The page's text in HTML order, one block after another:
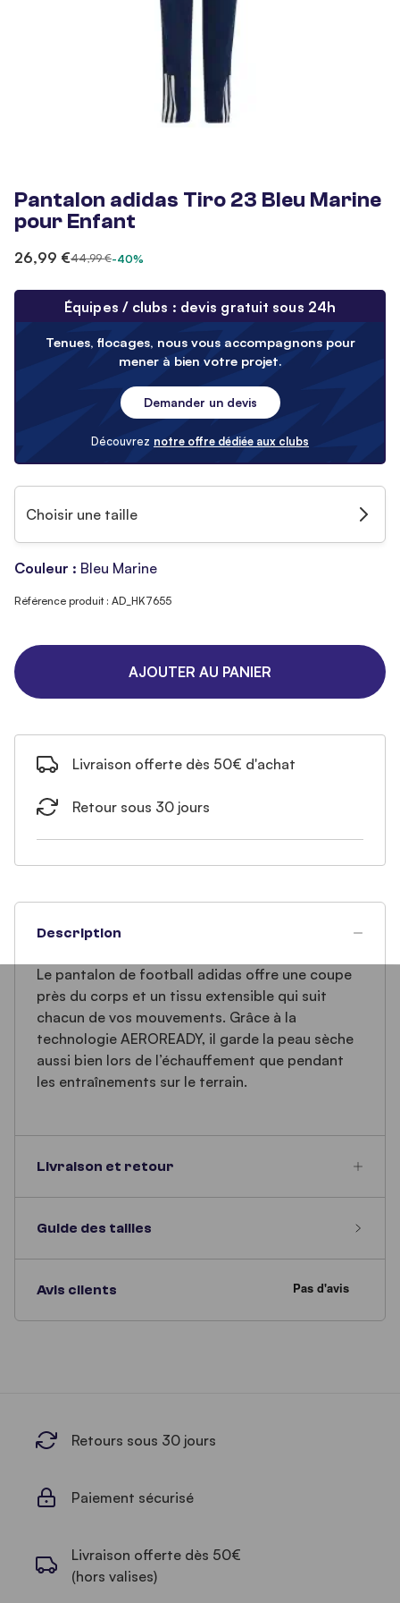
Pantalon adidas Tiro 23 Bleu Marine
pour Enfant
26,99 €44,99 €-40%
Équipes / clubs : devis gratuit sous 24h
Tenues, flocages, nous vous accompagnons pour
mener à bien votre projet.
Demander un devis
Découvrez notre offre dédiée aux clubs
Choisir une taille
Couleur : Bleu Marine
Référence produit : AD_HK7655
AJOUTER AU PANIER
Livraison offerte dès 50€ d'achat
Retour sous 30 jours
Description
Le pantalon de football adidas offre une coupe
près du corps et un tissu extensible qui suit
chacun de vos mouvements. Grâce à la
technologie AEROREADY, il garde la peau sèche
aussi bien lors de l’échauffement que pendant
les entraînements sur le terrain.
Livraison et retour
Guide des tailles
Avis clients
Retours sous 30 jours
Paiement sécurisé
Livraison offerte dès 50€
(hors valises)